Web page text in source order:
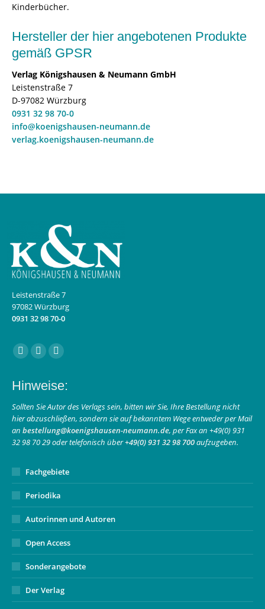
Kinderbücher.
Hersteller der hier angebotenen Produkte
gemäß GPSR
Verlag Königshausen & Neumann GmbH
Leistenstraße 7
D-97082 Würzburg
0931 32 98 70-0
info@koenigshausen-neumann.de
verlag.koenigshausen-neumann.de
Leistenstraße 7
97082 Würzburg
0931 32 98 70-0
Finden Sie uns auf:
Facebook
opens
in
new
window
Instagram
opens
in
new
window
E-
page
opens
in
new
window
Hinweise:
Sollten Sie Autor des Verlags sein, bitten wir Sie, Ihre Bestellung nicht
hier abzuschließen, sondern sie auf bekanntem Wege entweder per Mail
an bestellung@koenigshausen-neumann.de, per Fax an +49(0) 931
32 98 70 29 oder telefonisch über+49(0) 931 32 98 700aufzugeben.
Fachgebiete
Periodika
Autorinnen und Autoren
Open Access
Sonderangebote
Der Verlag